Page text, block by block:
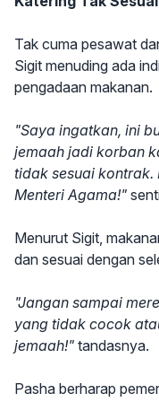
Tak cuma pesawat
Sigit menuding ada
pengadaan makanan.
"Saya ingatkan, ini
jemaah jadi korban
tidak sesuai kontrak.
Menteri Agama!"
Menurut Sigit,
dan sesuai dengan
"Jangan sampai
yang tidak cocok
jemaah!" tandasnya.
Pasha berharap